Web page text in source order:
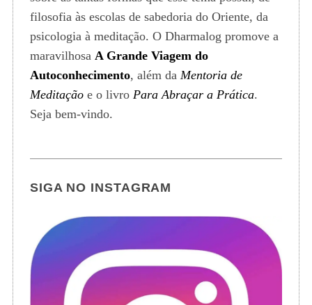
filosofia às escolas de sabedoria do Oriente, da
psicologia à meditação. O Dharmalog promove a
maravilhosa A Grande Viagem do
Autoconhecimento, além da Mentoria de
Meditaçãoe o livro Para Abraçar a Prática.
Seja bem-vindo.
SIGA NO INSTAGRAM